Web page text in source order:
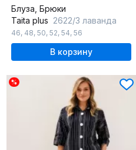
Блуза, Брюки
Taita plus 2622/3 лаванда
46, 48, 50, 52, 54, 56
В корзину
%